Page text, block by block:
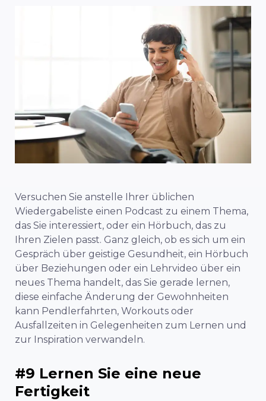
Versuchen Sie anstelle Ihrer üblichen
Wiedergabeliste einen Podcast zu einem Thema,
das Sie interessiert, oder ein Hörbuch, das zu
Ihren Zielen passt. Ganz gleich, ob es sich um ein
Gespräch über geistige Gesundheit, ein Hörbuch
über Beziehungen oder ein Lehrvideo über ein
neues Thema handelt, das Sie gerade lernen,
diese einfache Änderung der Gewohnheiten
kann Pendlerfahrten, Workouts oder
Ausfallzeiten in Gelegenheiten zum Lernen und
zur Inspiration verwandeln.
#9 Lernen Sie eine neue
Fertigkeit